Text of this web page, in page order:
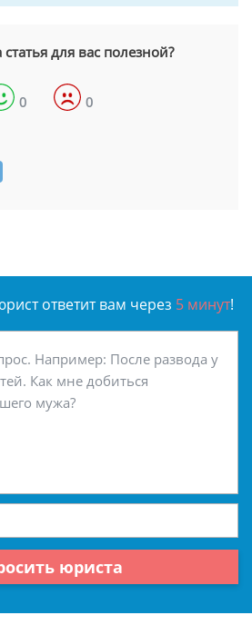
для вас полезной?
0 0
ответит вам через 5 минут!
юриста